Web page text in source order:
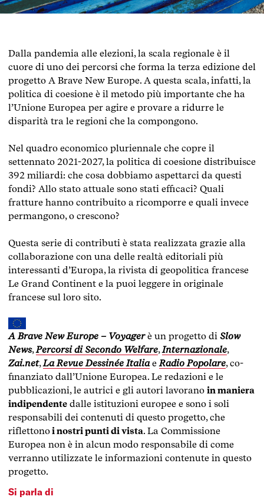
Dalla pandemia alle elezioni, la scala regionale è il
cuore di uno dei percorsi che forma la terza edizione del
progetto A Brave New Europe. A questa scala, infatti, la
politica di coesione è il metodo più importante che ha
l’Unione Europea per agire e provare a ridurre le
disparità tra le regioni che la compongono.
Nel quadro economico pluriennale che copre il
settennato 2021-2027, la politica di coesione distribuisce
392 miliardi: che cosa dobbiamo aspettarci da questi
fondi? Allo stato attuale sono stati efficaci? Quali
fratture hanno contribuito a ricomporre e quali invece
permangono, o crescono?
Questa serie di contributi è stata realizzata grazie alla
collaborazione con una delle realtà editoriali più
interessanti d’Europa, la rivista di geopolitica francese
Le Grand Continent e la puoi leggere in originale
francese sul loro sito.
A Brave New Europe – Voyagerè un progetto di Slow
News,Percorsi di Secondo Welfare,Internazionale,
Zai.net,La Revue Dessinée Italiae Radio Popolare, co-
finanziato dall’Unione Europea. Le redazioni e le
pubblicazioni, le autrici e gli autori lavorano in maniera
indipendente dalle istituzioni europee e sono i soli
responsabili dei contenuti di questo progetto, che
riflettonoi nostri punti di vista. La Commissione
Europea non è in alcun modo responsabile di come
verranno utilizzate le informazioni contenute in questo
progetto.
Si parla di